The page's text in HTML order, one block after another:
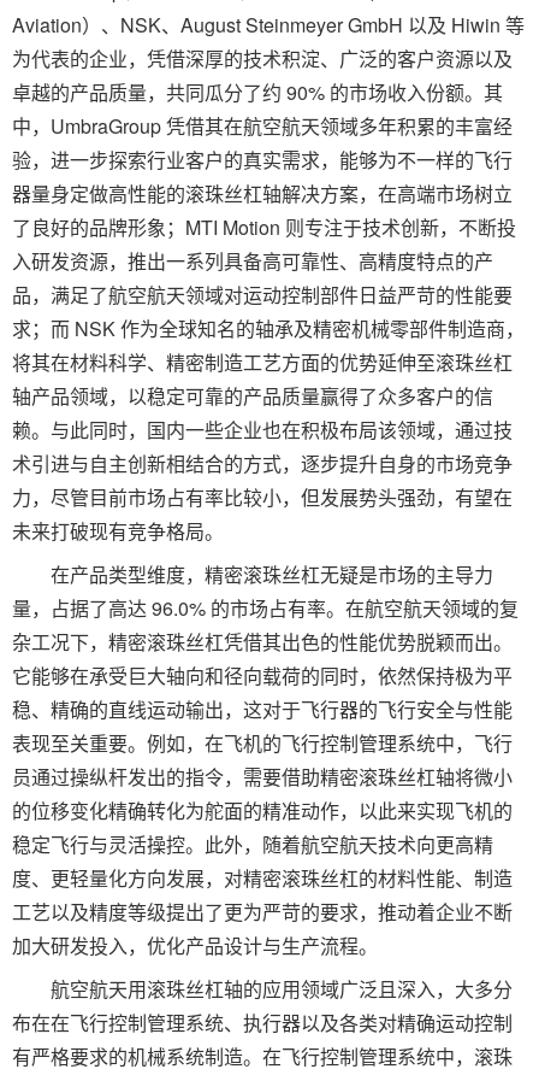
Aviation）、NSK、August Steinmeyer GmbH 以及 Hiwin 等
为代表的企业，凭借深厚的技术积淀、广泛的客户资源以及
卓越的产品质量，共同瓜分了约 90% 的市场收入份额。其
中，UmbraGroup 凭借其在航空航天领域多年积累的丰富经
验，进一步探索行业客户的真实需求，能够为不一样的飞行
器量身定做高性能的滚珠丝杠轴解决方案，在高端市场树立
了良好的品牌形象；MTI Motion 则专注于技术创新，不断投
入研发资源，推出一系列具备高可靠性、高精度特点的产
品，满足了航空航天领域对运动控制部件日益严苛的性能要
求；而 NSK 作为全球知名的轴承及精密机械零部件制造商，
将其在材料科学、精密制造工艺方面的优势延伸至滚珠丝杠
轴产品领域，以稳定可靠的产品质量赢得了众多客户的信
赖。与此同时，国内一些企业也在积极布局该领域，通过技
术引进与自主创新相结合的方式，逐步提升自身的市场竞争
力，尽管目前市场占有率比较小，但发展势头强劲，有望在
未来打破现有竞争格局。
在产品类型维度，精密滚珠丝杠无疑是市场的主导力
量，占据了高达 96.0% 的市场占有率。在航空航天领域的复
杂工况下，精密滚珠丝杠凭借其出色的性能优势脱颖而出。
它能够在承受巨大轴向和径向载荷的同时，依然保持极为平
稳、精确的直线运动输出，这对于飞行器的飞行安全与性能
表现至关重要。例如，在飞机的飞行控制管理系统中，飞行
员通过操纵杆发出的指令，需要借助精密滚珠丝杠轴将微小
的位移变化精确转化为舵面的精准动作，以此来实现飞机的
稳定飞行与灵活操控。此外，随着航空航天技术向更高精
度、更轻量化方向发展，对精密滚珠丝杠的材料性能、制造
工艺以及精度等级提出了更为严苛的要求，推动着企业不断
加大研发投入，优化产品设计与生产流程。
航空航天用滚珠丝杠轴的应用领域广泛且深入，大多分
布在在飞行控制管理系统、执行器以及各类对精确运动控制
有严格要求的机械系统制造。在飞行控制管理系统中，滚珠